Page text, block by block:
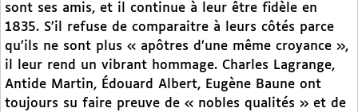
sont ses amis, et il continue à leur être fidèle en
1835. S’il refuse de comparaitre à leurs côtés parce
qu’ils ne sont plus « apôtres d’une même croyance »,
il leur rend un vibrant hommage. Charles Lagrange,
Antide Martin, Édouard Albert, Eugène Baune ont
toujours su faire preuve de « nobles qualités » et de